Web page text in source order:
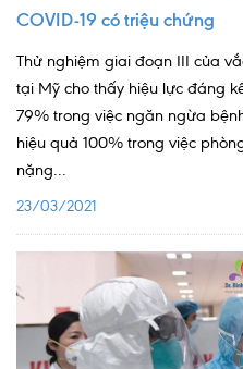
Dịch vụ Y tế gia đình –
Lấy mẫu xét nghiệm tại nhà
Bảo hiểm Y tế
COVID-19 có triệu chứng
Thử nghiệm giai đoạn III của
tại Mỹ cho thấy hiệu lực đáng
79% trong việc ngăn ngừa
hiệu quả 100% trong việc
nặng...
23/03/2021